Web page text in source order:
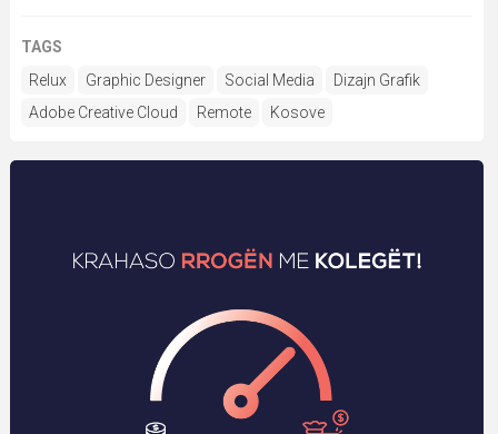
TAGS
Relux
Graphic Designer Social Media
Dizajn Grafik
Adobe Creative Cloud
Remote Kosove